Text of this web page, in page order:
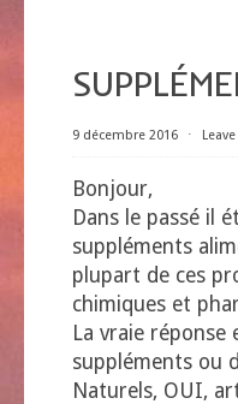
9 décembre 2016 ⋅
Bonjour,
Dans le passé il
suppléments
plupart de ces
chimiques et
La vraie
suppléments ou
Naturels, OUI,